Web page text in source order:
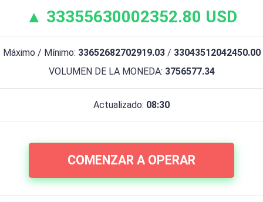
▲ 33355630002352.80 USD
Máximo / Mínimo: 33652682702919.03/ 33043512042450.00
VOLUMEN DE LA MONEDA: 3756577.34
Actualizado: 08:30
COMENZAR A OPERAR